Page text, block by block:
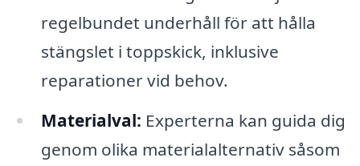
regelbundet underhåll för att hålla
stängslet i toppskick, inklusive
reparationer vid behov.
Materialval: Experterna kan guida dig
genom olika materialalternativ såsom